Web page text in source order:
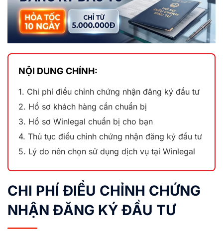
NỘI DUNG CHÍNH:
1. Chi phí điều chỉnh chứng nhận đăng ký đầu tư
2. Hồ sơ khách hàng cần chuẩn bị
3. Hồ sơ Winlegal chuẩn bị cho bạn
4. Thủ tục điều chỉnh chứng nhận đăng ký đầu tư
5. Lý do nên chọn sử dụng dịch vụ tại Winlegal
CHI PHÍ ĐIỀU CHỈNH CHỨNG
NHẬN ĐĂNG KÝ ĐẦU TƯ